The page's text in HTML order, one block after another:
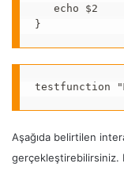
echo $2
}
testfunction
Aşağıda belirtilen
gerçekleştirebilirsiniz.